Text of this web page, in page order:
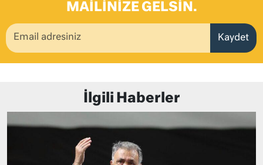
MAILINIZE GELSIN.
Kaydet
İlgili Haberler